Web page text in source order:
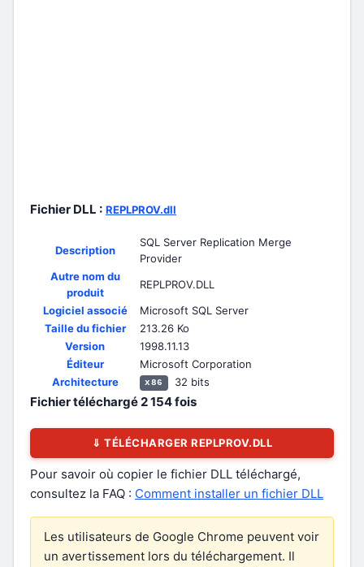
Fichier DLL : REPLPROV.dll
Description
SQL Server Replication Merge
Provider
Autre nom du
produit
REPLPROV.DLL
Logiciel associé
Microsoft SQL Server
Taille du fichier
213.26 Ko
Version
1998.11.13
Éditeur
Microsoft Corporation
Architecture
x86 32 bits
Fichier téléchargé2 154fois
⇓ TÉLÉCHARGER REPLPROV.DLL
Pour savoir où copier le fichier DLL téléchargé,
consultez la FAQ : Comment installer un fichier DLL
Les utilisateurs de Google Chrome peuvent voir
un avertissement lors du téléchargement. Il